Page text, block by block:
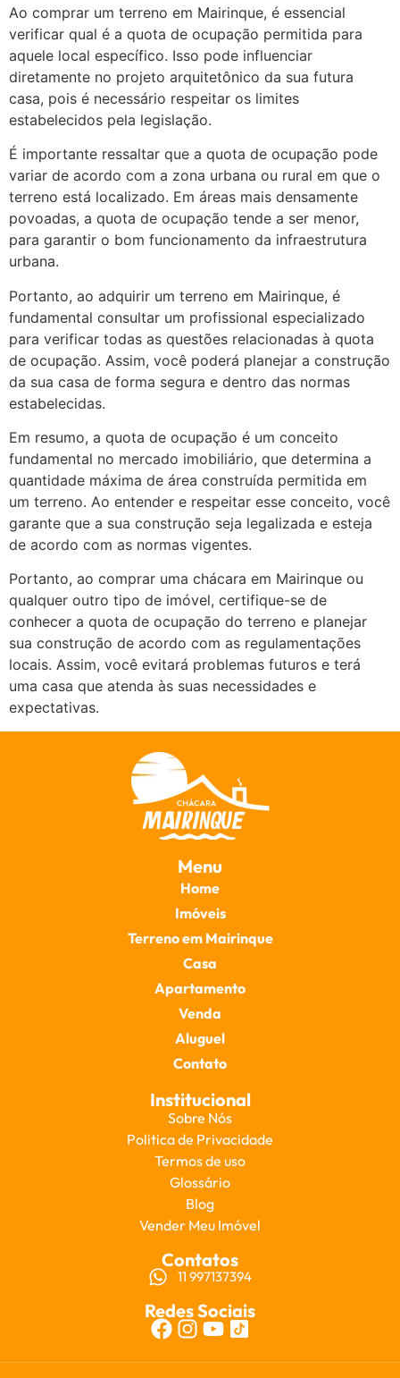
Ao comprar um terreno em Mairinque, é essencial
verificar qual é a quota de ocupação permitida para
aquele local específico. Isso pode influenciar
diretamente no projeto arquitetônico da sua futura
casa, pois é necessário respeitar os limites
estabelecidos pela legislação.
É importante ressaltar que a quota de ocupação pode
variar de acordo com a zona urbana ou rural em que o
terreno está localizado. Em áreas mais densamente
povoadas, a quota de ocupação tende a ser menor,
para garantir o bom funcionamento da infraestrutura
urbana.
Portanto, ao adquirir um terreno em Mairinque, é
fundamental consultar um profissional especializado
para verificar todas as questões relacionadas à quota
de ocupação. Assim, você poderá planejar a construção
da sua casa de forma segura e dentro das normas
estabelecidas.
Em resumo, a quota de ocupação é um conceito
fundamental no mercado imobiliário, que determina a
quantidade máxima de área construída permitida em
um terreno. Ao entender e respeitar esse conceito, você
garante que a sua construção seja legalizada e esteja
de acordo com as normas vigentes.
Portanto, ao comprar uma chácara em Mairinque ou
qualquer outro tipo de imóvel, certifique-se de
conhecer a quota de ocupação do terreno e planejar
sua construção de acordo com as regulamentações
locais. Assim, você evitará problemas futuros e terá
uma casa que atenda às suas necessidades e
expectativas.
Menu
Home
Imóveis
Terreno em Mairinque
Casa
Apartamento
Venda
Aluguel
Contato
Institucional
Sobre Nós
Politica de Privacidade
Termos de uso
Glossário
Blog
Vender Meu Imóvel
Contatos
11 997137394
Redes Sociais